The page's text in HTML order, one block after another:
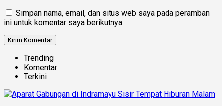
Simpan nama, email, dan situs web saya pada peramban
ini untuk komentar saya berikutnya.
Trending
Komentar
Terkini